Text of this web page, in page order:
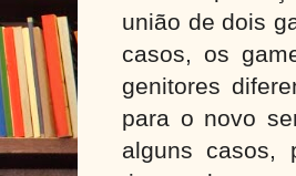
união de dois
casos, os
genitores
para o novo
alguns casos,